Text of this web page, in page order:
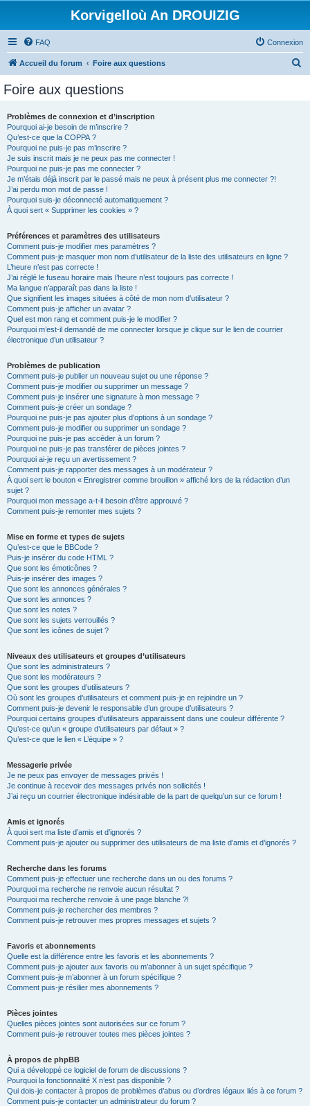
Korvigelloù An DROUIZIG
FAQ Connexion
Accueil du forum Foire aux questions
Foire aux questions
Problèmes de connexion et d’inscription
Pourquoi ai-je besoin de m’inscrire ?
Qu’est-ce que la COPPA ?
Pourquoi ne puis-je pas m’inscrire ?
Je suis inscrit mais je ne peux pas me connecter !
Pourquoi ne puis-je pas me connecter ?
Je m’étais déjà inscrit par le passé mais ne peux à présent plus me connecter ?!
J’ai perdu mon mot de passe !
Pourquoi suis-je déconnecté automatiquement ?
À quoi sert « Supprimer les cookies » ?
Préférences et paramètres des utilisateurs
Comment puis-je modifier mes paramètres ?
Comment puis-je masquer mon nom d’utilisateur de la liste des utilisateurs en ligne ?
L’heure n’est pas correcte !
J’ai réglé le fuseau horaire mais l’heure n’est toujours pas correcte !
Ma langue n’apparaît pas dans la liste !
Que signifient les images situées à côté de mon nom d’utilisateur ?
Comment puis-je afficher un avatar ?
Quel est mon rang et comment puis-je le modifier ?
Pourquoi m’est-il demandé de me connecter lorsque je clique sur le lien de courrier
électronique d’un utilisateur ?
Problèmes de publication
Comment puis-je publier un nouveau sujet ou une réponse ?
Comment puis-je modifier ou supprimer un message ?
Comment puis-je insérer une signature à mon message ?
Comment puis-je créer un sondage ?
Pourquoi ne puis-je pas ajouter plus d’options à un sondage ?
Comment puis-je modifier ou supprimer un sondage ?
Pourquoi ne puis-je pas accéder à un forum ?
Pourquoi ne puis-je pas transférer de pièces jointes ?
Pourquoi ai-je reçu un avertissement ?
Comment puis-je rapporter des messages à un modérateur ?
À quoi sert le bouton « Enregistrer comme brouillon » affiché lors de la rédaction d’un
sujet ?
Pourquoi mon message a-t-il besoin d’être approuvé ?
Comment puis-je remonter mes sujets ?
Mise en forme et types de sujets
Qu’est-ce que le BBCode ?
Puis-je insérer du code HTML ?
Que sont les émoticônes ?
Puis-je insérer des images ?
Que sont les annonces générales ?
Que sont les annonces ?
Que sont les notes ?
Que sont les sujets verrouillés ?
Que sont les icônes de sujet ?
Niveaux des utilisateurs et groupes d’utilisateurs
Que sont les administrateurs ?
Que sont les modérateurs ?
Que sont les groupes d’utilisateurs ?
Où sont les groupes d’utilisateurs et comment puis-je en rejoindre un ?
Comment puis-je devenir le responsable d’un groupe d’utilisateurs ?
Pourquoi certains groupes d’utilisateurs apparaissent dans une couleur différente ?
Qu’est-ce qu’un « groupe d’utilisateurs par défaut » ?
Qu’est-ce que le lien « L’équipe » ?
Messagerie privée
Je ne peux pas envoyer de messages privés !
Je continue à recevoir des messages privés non sollicités !
J’ai reçu un courrier électronique indésirable de la part de quelqu’un sur ce forum !
Amis et ignorés
À quoi sert ma liste d’amis et d’ignorés ?
Comment puis-je ajouter ou supprimer des utilisateurs de ma liste d’amis et d’ignorés ?
Recherche dans les forums
Comment puis-je effectuer une recherche dans un ou des forums ?
Pourquoi ma recherche ne renvoie aucun résultat ?
Pourquoi ma recherche renvoie à une page blanche ?!
Comment puis-je rechercher des membres ?
Comment puis-je retrouver mes propres messages et sujets ?
Favoris et abonnements
Quelle est la différence entre les favoris et les abonnements ?
Comment puis-je ajouter aux favoris ou m’abonner à un sujet spécifique ?
Comment puis-je m’abonner à un forum spécifique ?
Comment puis-je résilier mes abonnements ?
Pièces jointes
Quelles pièces jointes sont autorisées sur ce forum ?
Comment puis-je retrouver toutes mes pièces jointes ?
À propos de phpBB
Qui a développé ce logiciel de forum de discussions ?
Pourquoi la fonctionnalité X n’est pas disponible ?
Qui dois-je contacter à propos de problèmes d’abus ou d’ordres légaux liés à ce forum ?
Comment puis-je contacter un administrateur du forum ?